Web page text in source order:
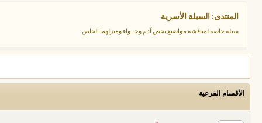
المنتدى: السبلة الأسرية
سبلة خاصة لمناقشة مواضيع تخص آدم وحــواء ومنزلهما الخاص
الأقسام الفرعية